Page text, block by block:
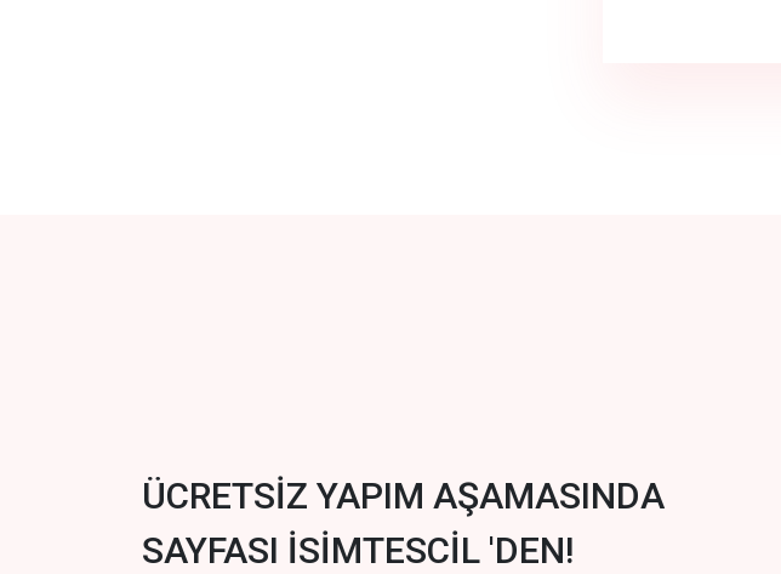
ÜCRETSİZ YAPIM AŞAMASINDA
SAYFASI İSİMTESCİL 'DEN!